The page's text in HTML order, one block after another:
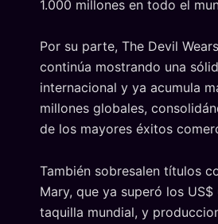
1.000 millones en todo el
Por su parte, The Devil
continúa mostrando una
internacional y ya acumula
millones globales,
de los mayores éxitos
También sobresalen títulos
Mary, que ya superó los
taquilla mundial, y